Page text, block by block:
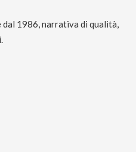
1986, narrativa di qualità,